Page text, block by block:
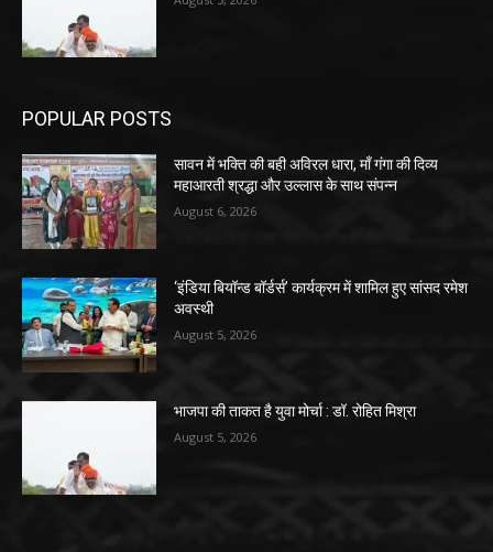
POPULAR POSTS
सावन में भक्ति की बही अविरल धारा, माँ गंगा की दिव्य
महाआरती श्रद्धा और उल्लास के साथ संपन्न
August 6, 2026
‘इंडिया बियॉन्ड बॉर्डर्स’ कार्यक्रम में शामिल हुए सांसद रमेश
अवस्थी
August 5, 2026
भाजपा की ताकत है युवा मोर्चा : डॉ. रोहित मिश्रा
August 5, 2026